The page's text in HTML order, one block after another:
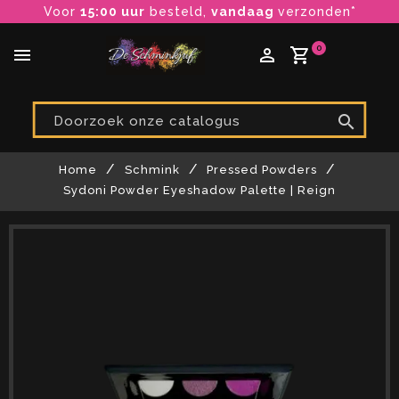
Voor 15:00 uur besteld, vandaag verzonden*
menu shopping_cart 0
perm_identity

Home Schmink
Pressed Powders
Sydoni Powder Eyeshadow Palette | Reign